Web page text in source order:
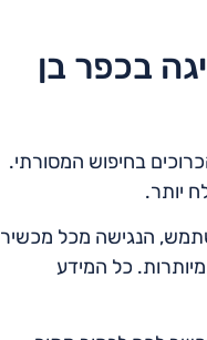
בכפר בן
בחיפוש המסורתי.
יותר.
הנגישה מכל מכשיר
כל המידע